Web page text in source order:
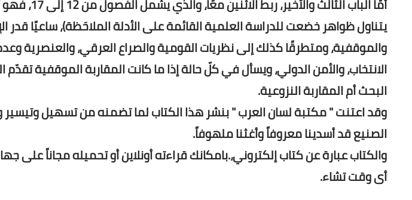
أمّا الباب الثالث
يتناول ظواهر خضعت للدراسة العلمية القائمة على الأدلة الملاحَظة)، ساعيًا قدر
والموقفية، ومتطرقًا كذلك إلى نظريات القومية والصراع العرقي، والعنصرية
الانتخاب، والأمن الدولي، ويسأل في كلّ حالة إذا ما كانت المقاربة الموقفية
البحث أم المقاربة النزوعية.
وقد اعتنت " مكتبة لسان العرب " بنشر هذا الكتاب لما تضمنه من تسهيل
الصنيع قد أسدينا معروفاً وأغثنا ملهوفاً.
والكتاب عبارة عن كتاب إلكتروني،.بامكانك قراءته أونلاين أو تحميله مجاناً على
أى وقت تشاء.